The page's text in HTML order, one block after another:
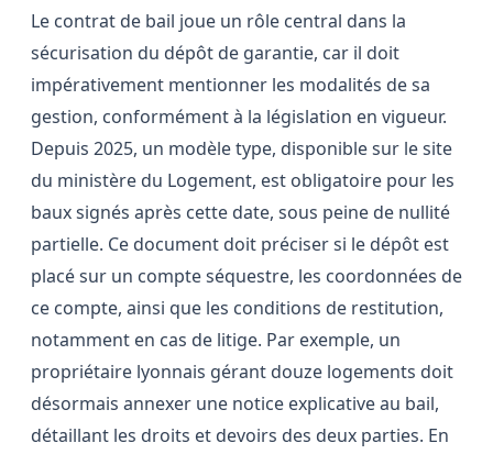
Le contrat de bail joue un rôle central dans la
sécurisation du dépôt de garantie, car il doit
impérativement mentionner les modalités de sa
gestion, conformément à la législation en vigueur.
Depuis 2025, un modèle type, disponible sur le site
du ministère du Logement, est obligatoire pour les
baux signés après cette date, sous peine de nullité
partielle. Ce document doit préciser si le dépôt est
placé sur un compte séquestre, les coordonnées de
ce compte, ainsi que les conditions de restitution,
notamment en cas de litige. Par exemple, un
propriétaire lyonnais gérant douze logements doit
désormais annexer une notice explicative au bail,
détaillant les droits et devoirs des deux parties. En